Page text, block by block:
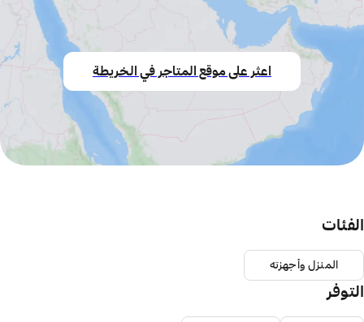
اعثر على موقع المتاجر في الخريطة
الفئات
المنزل وأجهزته
التوفر